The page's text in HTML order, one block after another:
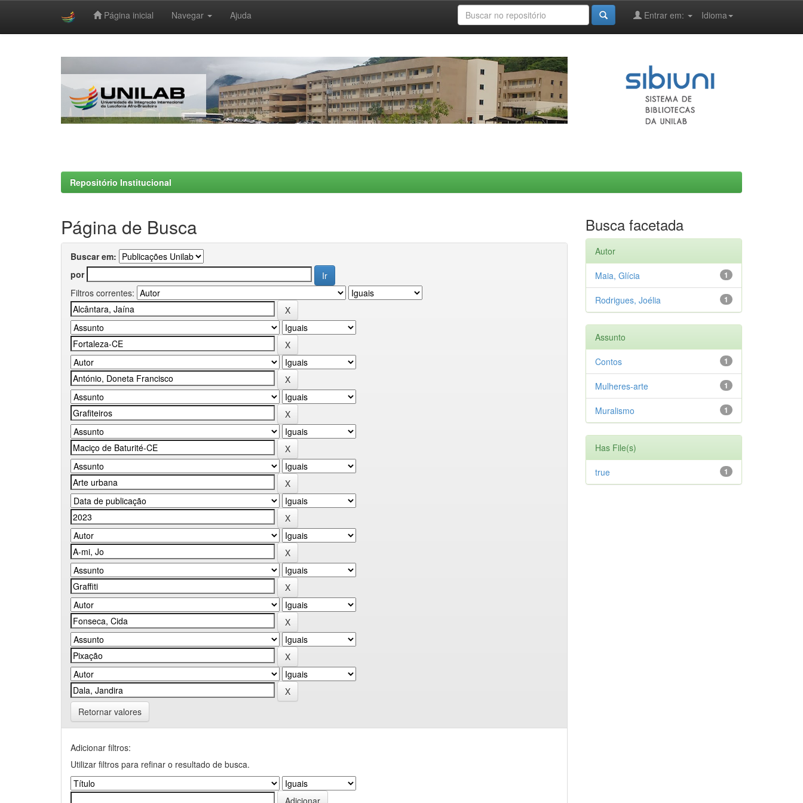
Página inicial Navegar Ajuda Idioma
Entrar em:
Repositório Institucional
Página de Busca
Buscar em:
por
Filtros correntes:
Retornar valores
Adicionar filtros:
Utilizar filtros para refinar o resultado de busca.
Busca facetada
Autor
1
Maia, Glícia
1
Rodrigues, Joélia
Assunto
1
Contos
1
Mulheres-arte
1
Muralismo
Has File(s)
1
true